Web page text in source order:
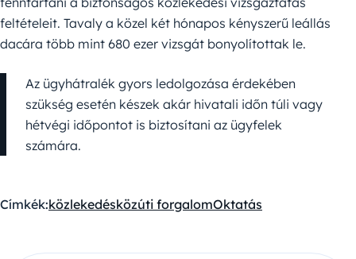
feltételeit. Tavaly a közel két hónapos kényszerű leállás
dacára több mint 680 ezer vizsgát bonyolítottak le.
Az ügyhátralék gyors ledolgozása érdekében
szükség esetén készek akár hivatali időn túli vagy
hétvégi időpontot is biztosítani az ügyfelek
számára.
Címkék:közlekedésközúti forgalomOktatás